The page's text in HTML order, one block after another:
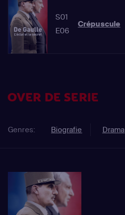
S01
E06
Crépuscule
OVER DE SERIE
Genres: Biografie Drama